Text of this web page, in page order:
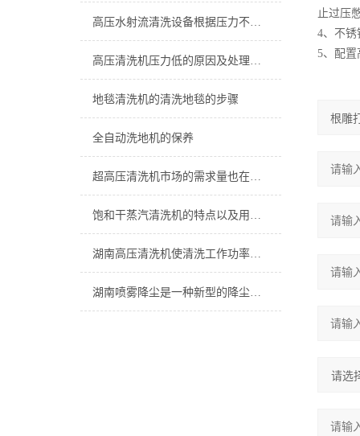
高压水射流清洗设备根据压力不同可分为三个类型
高压清洗机压力低的原因及处理办法
地毯清洗机的清洗地毯的步骤
全自动洗地机的保养
超高压清洗机市场的需求量也在迅速增加
饱和干蒸汽清洗机的特点以及用途介绍
湖南高压清洗机使清洗工作功率得到了很大的提高
湖南喷雾降尘是一种新型的降尘技术
止过压
4、不锈
5、配置